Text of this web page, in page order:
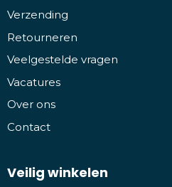
Verzending
Retourneren
Veelgestelde vragen
Vacatures
Over ons
Contact
Veilig winkelen